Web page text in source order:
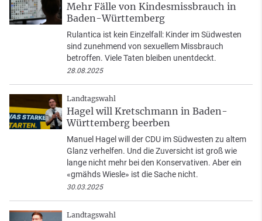
Mehr Fälle von Kindesmissbrauch in
Baden-Württemberg
Rulantica ist kein Einzelfall: Kinder im Südwesten
sind zunehmend von sexuellem Missbrauch
betroffen. Viele Taten bleiben unentdeckt.
28.08.2025
Landtagswahl
Hagel will Kretschmann in Baden-
Württemberg beerben
Manuel Hagel will der CDU im Südwesten zu altem
Glanz verhelfen. Und die Zuversicht ist groß wie
lange nicht mehr bei den Konservativen. Aber ein
«gmähds Wiesle» ist die Sache nicht.
30.03.2025
Landtagswahl